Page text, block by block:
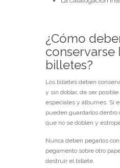
¿Cómo
conservarse
billetes?
Los billetes deben
y sin doblar, de ser
especiales y álbumes. Si
pueden guardarlos dentro
que no se doblen y
Nunca deben pegarlos
pegamento sobre otro
destruir el billete.